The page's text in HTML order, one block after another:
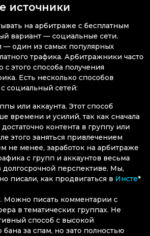
источники
на арбитраже с бесплатным
вариант — социальные сети.
— один из самых популярных
трафика. Арбитражники часто
этого способа получения
Есть несколько способов
социальный сетей:
или аккаунта. Этот способ
времени и усилий, так как сначала
контента в группу или
этого заняться привлечением
не менее, заработок на арбитраже
с групп и аккаунтов весьма
долгосрочной перспективе. Мы,
писали, как продвигаться в Инсте*
Можно писать комментарии с
в тематических группах. Не
способ с высокой
бана за спам, но зато полностью